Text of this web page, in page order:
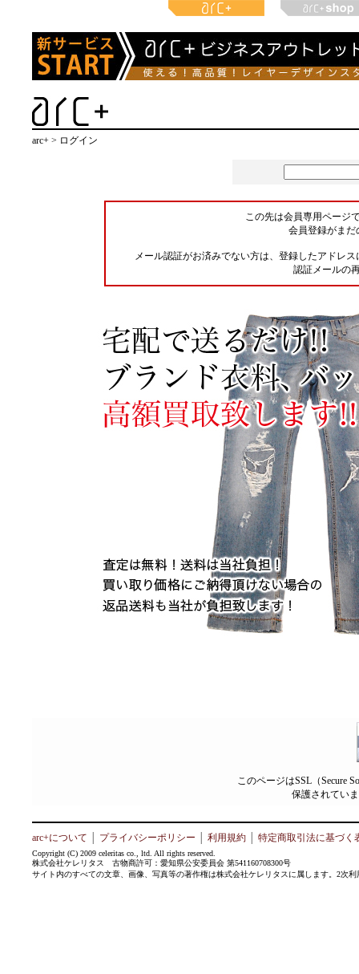
arc+ > ログイン
この先は会員専用ページ
会員登録がまだ
メール認証がお済みでない方は、登録したアドレ
認証メールの
このページはSSL（Secure
保護されてい
arc+について プライバシーポリシー 利用規約 特定商取引法に基づく
Copyright (C) 2009 celeritas co., ltd. All rights reserved.
株式会社ケレリタス 古物商許可：愛知県公安委員会 第541160708300号
サイト内のすべての文章、画像、写真等の著作権は株式会社ケレリタスに属します。2次